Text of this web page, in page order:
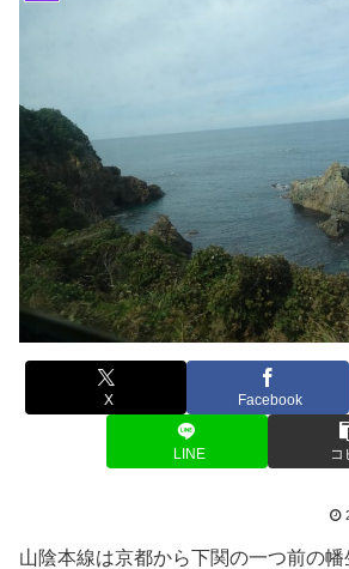
X Facebook
LINE コ
山陰本線は京都から下関の一つ前の